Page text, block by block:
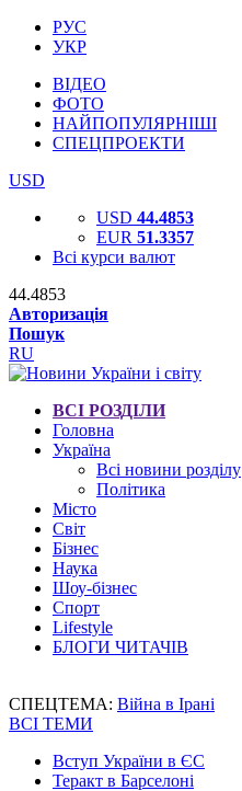
РУС
УКР
ВІДЕО
ФОТО
НАЙПОПУЛЯРНІШІ
СПЕЦПРОЕКТИ
USD
USD 44.4853
EUR 51.3357
Всі курси валют
44.4853
Авторизація
Пошук
RU
ВСІ РОЗДІЛИ
Головна
Україна
Всі новини розділу
Політика
Місто
Світ
Бізнес
Наука
Шоу-бізнес
Спорт
Lifestyle
БЛОГИ ЧИТАЧІВ
СПЕЦТЕМА: Війна в Ірані
ВСІ ТЕМИ
Вступ України в ЄС
Теракт в Барселоні